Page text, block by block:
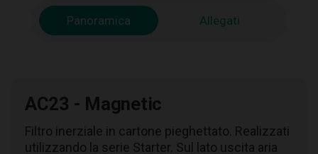
Panoramica Allegati
AC23 - Magnetic
Filtro inerziale in cartone pieghettato. Realizzati
utilizzando la serie Starter. Sul lato uscita aria